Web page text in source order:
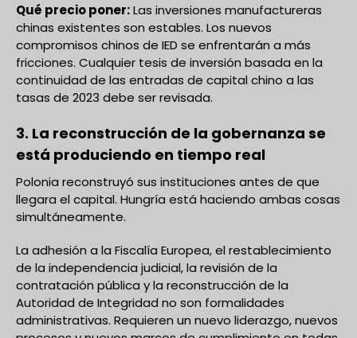
Qué precio poner:Las inversiones manufactureras
chinas existentes son estables. Los nuevos
compromisos chinos de IED se enfrentarán a más
fricciones. Cualquier tesis de inversión basada en la
continuidad de las entradas de capital chino a las
tasas de 2023 debe ser revisada.
3. La reconstrucción de la gobernanza se
está produciendo en tiempo real
Polonia reconstruyó sus instituciones antes de que
llegara el capital. Hungría está haciendo ambas cosas
simultáneamente.
La adhesión a la Fiscalía Europea, el restablecimiento
de la independencia judicial, la revisión de la
contratación pública y la reconstrucción de la
Autoridad de Integridad no son formalidades
administrativas. Requieren un nuevo liderazgo, nuevos